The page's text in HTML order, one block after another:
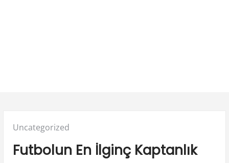
Posted
Uncategorized
Futbolun En İlginç Kaptanlık